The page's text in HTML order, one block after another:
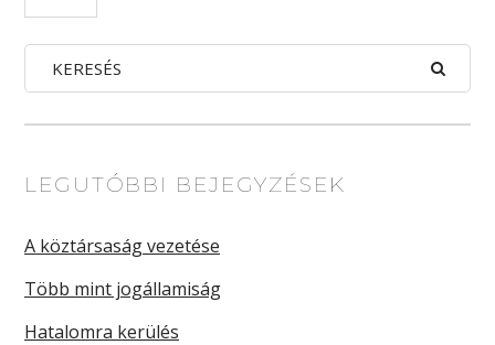
LEGUTÓBBI BEJEGYZÉSEK
A köztársaság vezetése
Több mint jogállamiság
Hatalomra kerülés